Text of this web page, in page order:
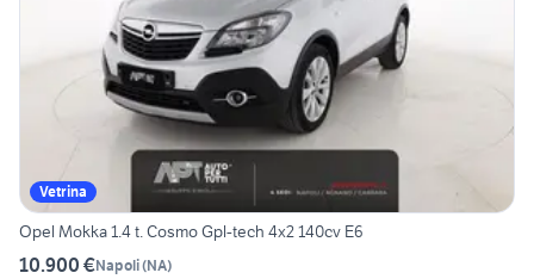
Vetrina
Opel Mokka 1.4 t. Cosmo Gpl-tech 4x2 140cv E6
10.900 €Napoli(NA)